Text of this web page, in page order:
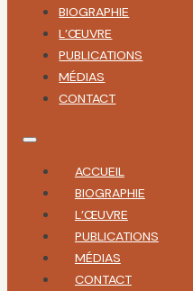
BIOGRAPHIE
L’ŒUVRE
PUBLICATIONS
MÉDIAS
CONTACT
ACCUEIL
BIOGRAPHIE
L’ŒUVRE
PUBLICATIONS
MÉDIAS
CONTACT